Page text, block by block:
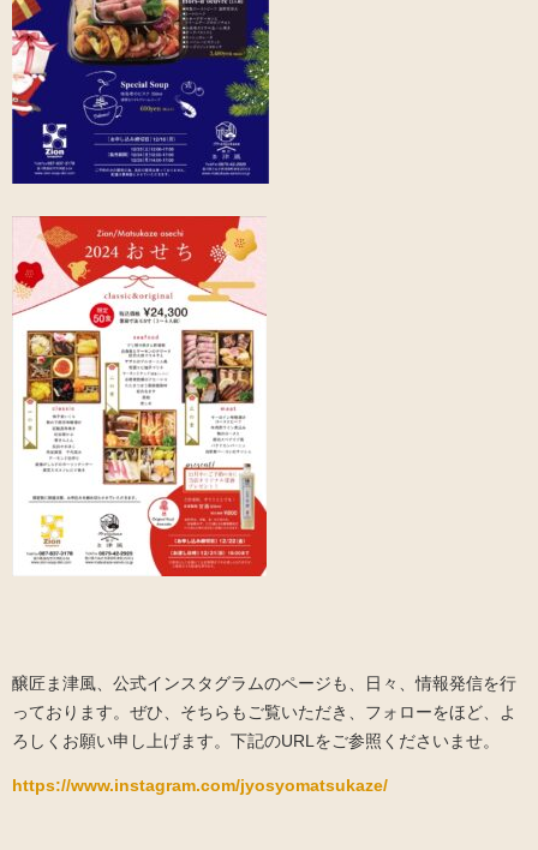
醸匠ま津風、公式インスタグラムのページも、日々、情報発信を行
っております。ぜひ、そちらもご覧いただき、フォローをほど、よ
ろしくお願い申し上げます。下記のURLをご参照くださいませ。
https://www.instagram.com/jyosyomatsukaze/